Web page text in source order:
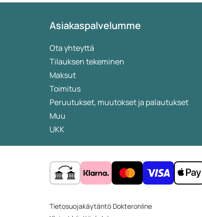
Asiakaspalvelumme
Ota yhteyttä
Tilauksen tekeminen
Maksut
Toimitus
Peruutukset, muutokset ja palautukset
Muu
UKK
Tietosuojakäytäntö Dokteronline